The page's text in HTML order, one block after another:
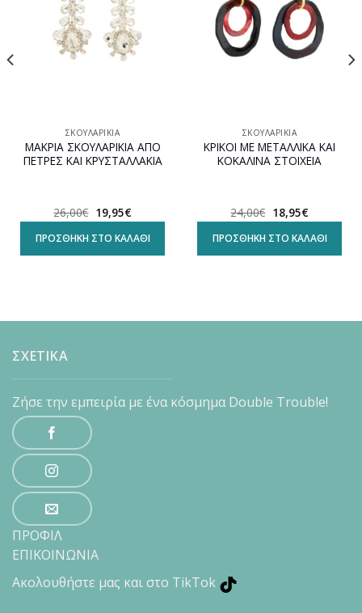
ΣΚΟΥΛΑΡΊΚΙΑ
ΜΑΚΡΙΑ ΣΚΟΥΛΑΡΙΚΙΑ ΑΠΟ
ΠΕΤΡΕΣ ΚΑΙ ΚΡΥΣΤΑΛΛΑΚΙΑ
26,00€ Original
price
was:
26,00€.
19,95€Η
τρέχουσα
τιμή
είναι:
19,95€.
ΠΡΟΣΘΉΚΗ ΣΤΟ ΚΑΛΆΘΙ
ΣΚΟΥΛΑΡΊΚΙΑ
ΚΡΙΚΟΙ ΜΕ ΜΕΤΑΛΛΙΚΑ ΚΑΙ
ΚΟΚΑΛΙΝΑ ΣΤΟΙΧΕΙΑ
24,00€ Original
price
was:
24,00€.
18,95€Η
τρέχουσα
τιμή
είναι:
18,95€.
ΠΡΟΣΘΉΚΗ ΣΤΟ ΚΑΛΆΘΙ
ΣΧΕΤΙΚΑ
Ζήσε την εμπειρία με ένα κόσμημα Double Trouble!
ΠΡΟΦΙΛ
ΕΠΙΚΟΙΝΩΝΙΑ
Ακολουθήστε μας και στο TikTok